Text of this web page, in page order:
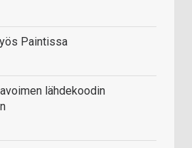
Paintissa
lähdekoodin